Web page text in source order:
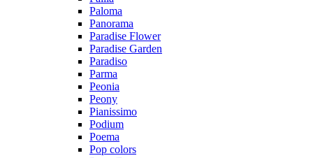
Paloma
Panorama
Paradise Flower
Paradise Garden
Paradiso
Parma
Peonia
Peony
Pianissimo
Podium
Poema
Pop colors